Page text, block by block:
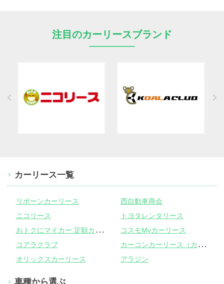
注目のカーリースブランド
カーリース一覧
リボーンカーリース
西自動車商会
ニコリース
トヨタレンタリース
お
トクにマイカー 定額カルモくん
コスモMyカーリース
コアラクラブ
カ
ーコンカーリース（カーコンビニ倶楽部）
オリックスカーリース アラジン
車種から選ぶ